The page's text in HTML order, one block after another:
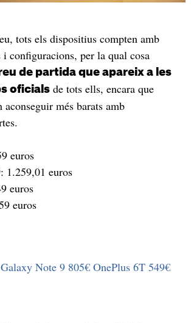
tots els dispositius compten amb
i configuracions, per la qual cosa
de partida que apareix a les
oficialsde tots ells, encara que
aconseguir més barats amb
euros
1.259,01 euros
euros
euros
Galaxy Note 9 805€ OnePlus 6T 549€